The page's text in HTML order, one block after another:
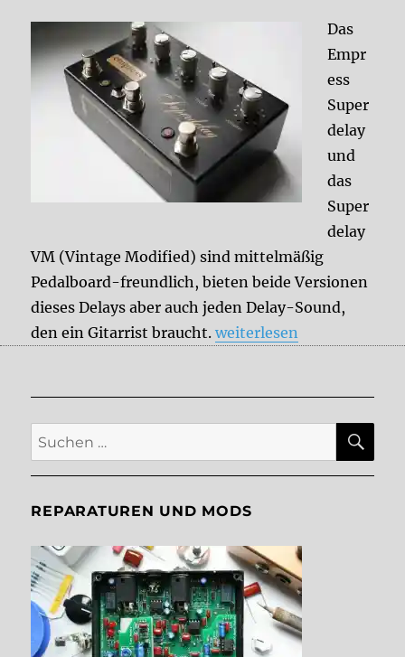
Das
Empr
ess
Super
delay
und
das
Super
delay
VM (Vintage Modified) sind mittelmäßig
Pedalboard-freundlich, bieten beide Versionen
dieses Delays aber auch jeden Delay-Sound,
den ein Gitarrist braucht.„Empress Superdelay /
weiterlesen
Suche
nach:
REPARATUREN UND MODS